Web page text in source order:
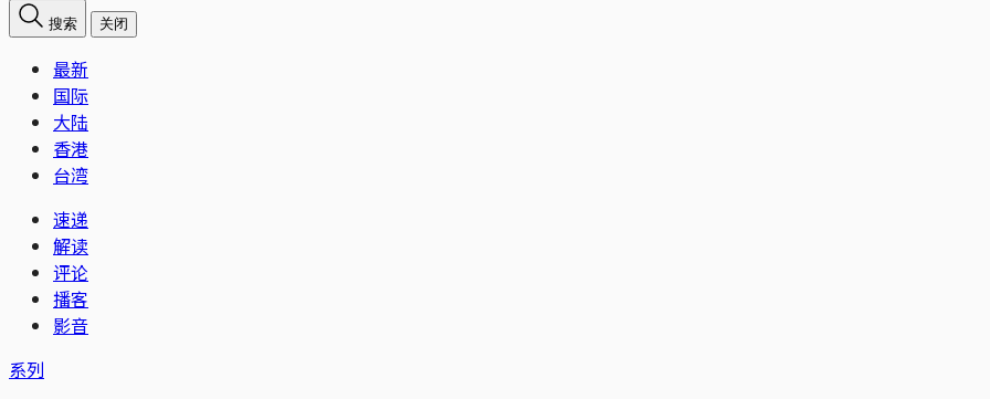
搜索 关闭
最新
国际
大陆
香港
台湾
速递
解读
评论
播客
影音
系列